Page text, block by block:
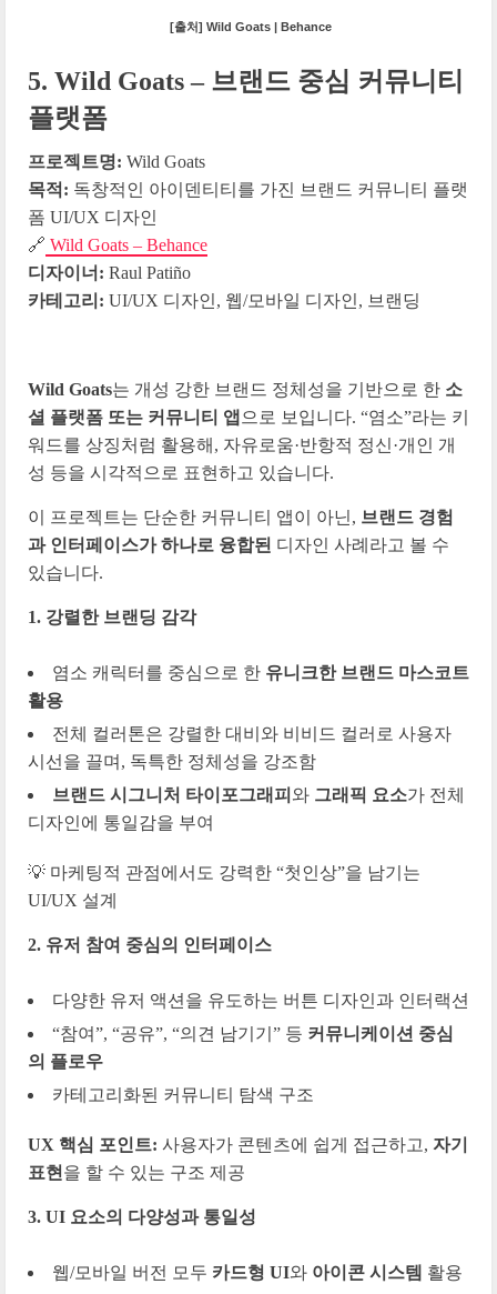
[출처] Wild Goats | Behance
5. Wild Goats – 브랜드 중심 커뮤니티
플랫폼
프로젝트명: Wild Goats
목적: 독창적인 아이덴티티를 가진 브랜드 커뮤니티 플랫
폼 UI/UX 디자인
🔗 Wild Goats – Behance
디자이너: Raul Patiño
카테고리: UI/UX 디자인, 웹/모바일 디자인, 브랜딩
Wild Goats는 개성 강한 브랜드 정체성을 기반으로 한 소
셜 플랫폼 또는 커뮤니티 앱 으로 보입니다. “염소”라는 키
워드를 상징처럼 활용해, 자유로움·반항적 정신·개인 개
성 등을 시각적으로 표현하고 있습니다.
이 프로젝트는 단순한 커뮤니티 앱이 아닌, 브랜드 경험
과 인터페이스가 하나로 융합된 디자인 사례라고 볼 수
있습니다.
1. 강렬한 브랜딩 감각
염소 캐릭터를 중심으로 한 유니크한 브랜드 마스코트
활용
전체 컬러톤은 강렬한 대비와 비비드 컬러로 사용자
시선을 끌며, 독특한 정체성을 강조함
브랜드 시그니처 타이포그래피 와 그래픽 요소가 전체
디자인에 통일감을 부여
💡 마케팅적 관점에서도 강력한 “첫인상”을 남기는
UI/UX 설계
2. 유저 참여 중심의 인터페이스
다양한 유저 액션을 유도하는 버튼 디자인과 인터랙션
“참여”, “공유”, “의견 남기기” 등 커뮤니케이션 중심
의 플로우
카테고리화된 커뮤니티 탐색 구조
UX 핵심 포인트: 사용자가 콘텐츠에 쉽게 접근하고, 자기
표현 을 할 수 있는 구조 제공
3. UI 요소의 다양성과 통일성
웹/모바일 버전 모두 카드형 UI와 아이콘 시스템 활용